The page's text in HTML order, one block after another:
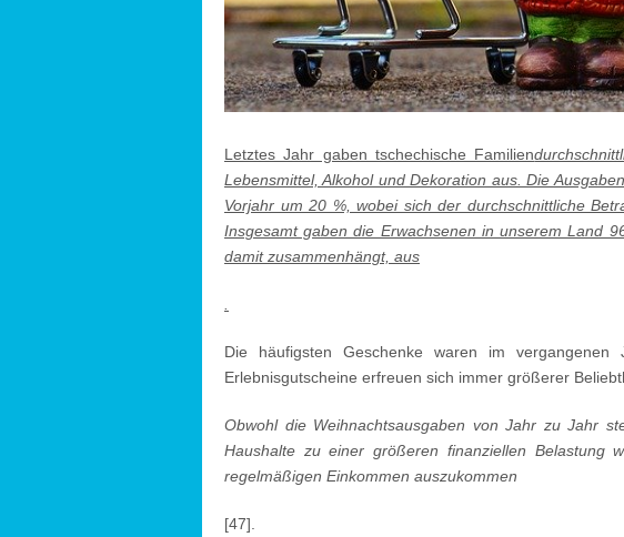
Letztes Jahr gaben tschechische Familien
Lebensmittel, Alkohol und Dekoration aus. Die
Vorjahr um 20 %, wobei sich der durchschnittliche
Insgesamt gaben die Erwachsenen in unserem Land
damit zusammenhängt, aus
Die häufigsten Geschenke waren im vergangenen
Erlebnisgutscheine erfreuen sich immer größerer
Obwohl die Weihnachtsausgaben von Jahr zu Jahr
Haushalte zu einer größeren finanziellen Belastung
regelmäßigen Einkommen auszukommen
[47].